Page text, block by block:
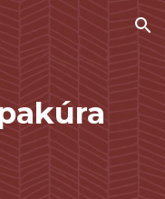
Skip to navigation